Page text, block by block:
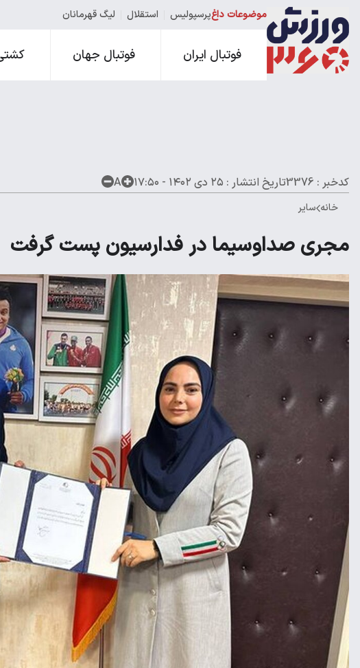
موضوعات داغپرسپولیس استقلال لیگ قهرمانان
فوتبال ایران فوتبال جهان
کدخبر : 3376 تاریخ انتشار : ۲۵ دی ۱۴۰۲ - ۱۷:۵۰ A
خانه سایر
مجری صداوسیما در فدارسیون پست گرفت